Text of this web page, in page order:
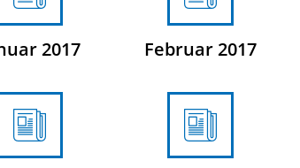
2017 Februar 2017